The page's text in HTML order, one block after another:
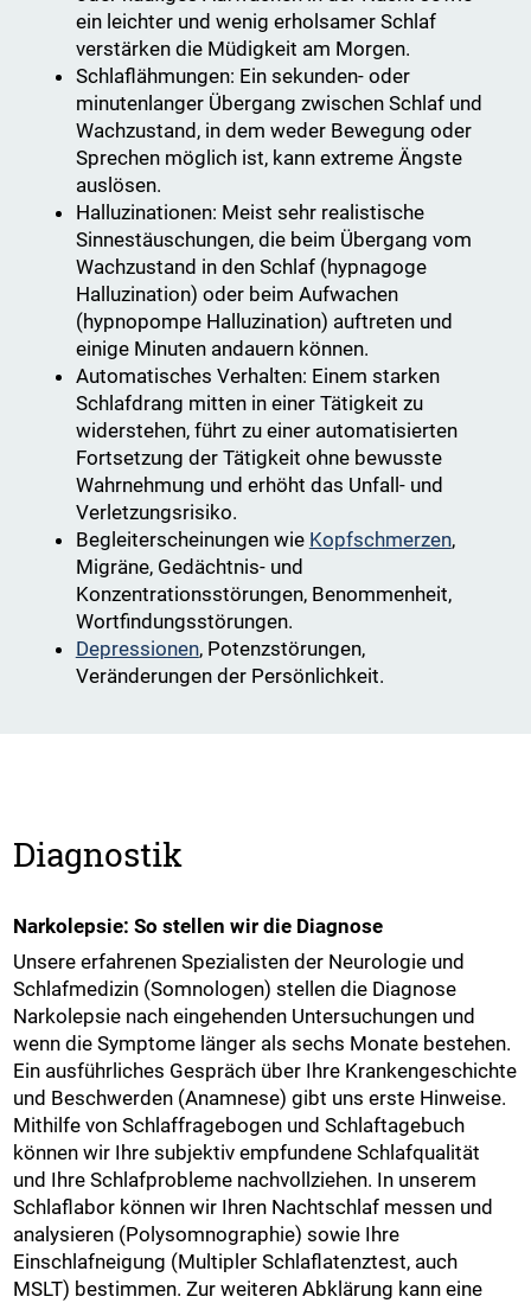
ein leichter und wenig erholsamer Schlaf
verstärken die Müdigkeit am Morgen.
Schlaflähmungen: Ein sekunden- oder
minutenlanger Übergang zwischen Schlaf und
Wachzustand, in dem weder Bewegung oder
Sprechen möglich ist, kann extreme Ängste
auslösen.
Halluzinationen: Meist sehr realistische
Sinnestäuschungen, die beim Übergang vom
Wachzustand in den Schlaf (hypnagoge
Halluzination) oder beim Aufwachen
(hypnopompe Halluzination) auftreten und
einige Minuten andauern können.
Automatisches Verhalten: Einem starken
Schlafdrang mitten in einer Tätigkeit zu
widerstehen, führt zu einer automatisierten
Fortsetzung der Tätigkeit ohne bewusste
Wahrnehmung und erhöht das Unfall- und
Verletzungsrisiko.
Begleiterscheinungen wie Kopfschmerzen,
Migräne, Gedächtnis- und
Konzentrationsstörungen, Benommenheit,
Wortfindungsstörungen.
Depressionen, Potenzstörungen,
Veränderungen der Persönlichkeit.
Diagnostik
Narkolepsie: So stellen wir die Diagnose
Unsere erfahrenen Spezialisten der Neurologie und
Schlafmedizin (Somnologen) stellen die Diagnose
Narkolepsie nach eingehenden Untersuchungen und
wenn die Symptome länger als sechs Monate bestehen.
Ein ausführliches Gespräch über Ihre Krankengeschichte
und Beschwerden (Anamnese) gibt uns erste Hinweise.
Mithilfe von Schlaffragebogen und Schlaftagebuch
können wir Ihre subjektiv empfundene Schlafqualität
und Ihre Schlafprobleme nachvollziehen. In unserem
Schlaflabor können wir Ihren Nachtschlaf messen und
analysieren (Polysomnographie) sowie Ihre
Einschlafneigung (Multipler Schlaflatenztest, auch
MSLT) bestimmen. Zur weiteren Abklärung kann eine